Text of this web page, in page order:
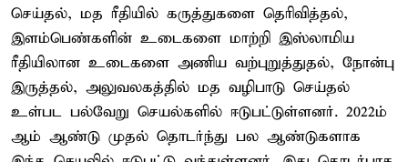
செய்தல், மத ரீதியில் கருத்துகளை தெரிவித்தல்,
இளம்பெண்களின் உடைகளை மாற்றி இஸ்லாமிய
ரீதியிலான உடைகளை அணிய வற்புறுத்துதல், நோன்பு
இருத்தல், அலுவலகத்தில் மத வழிபாடு செய்தல்
உள்பட பல்வேறு செயல்களில் ஈடுபட்டுள்ளனர். 2022ம்
ஆம் ஆண்டு முதல் தொடர்ந்து பல ஆண்டுகளாக